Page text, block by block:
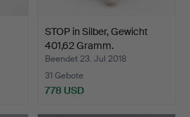
STOP in Silber, Gewicht
401,62 Gramm.
Beendet 23. Jul 2018
31 Gebote
778 USD